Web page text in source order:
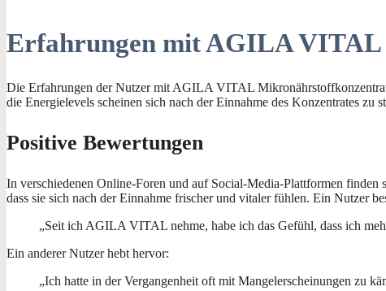
Erfahrungen mit AGILA VITAL
Die Erfahrungen der Nutzer mit AGILA VITAL Mikronährstoffkonzentrat
die Energielevels scheinen sich nach der Einnahme des Konzentrates
Positive Bewertungen
In verschiedenen Online-Foren und auf Social-Media-Plattformen
dass sie sich nach der Einnahme frischer und vitaler fühlen. Ein Nutzer
„Seit ich AGILA VITAL nehme, habe ich das Gefühl, dass ich
Ein anderer Nutzer hebt hervor:
„Ich hatte in der Vergangenheit oft mit Mangelerscheinungen zu